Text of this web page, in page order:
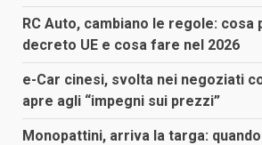
RC Auto, cambiano le regole: cosa
decreto UE e cosa fare nel 2026
e-Car cinesi, svolta nei negoziati
apre agli “impegni sui prezzi”
Monopattini, arriva la targa: